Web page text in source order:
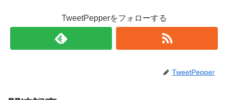
TweetPepperをフォローする
TweetPepper